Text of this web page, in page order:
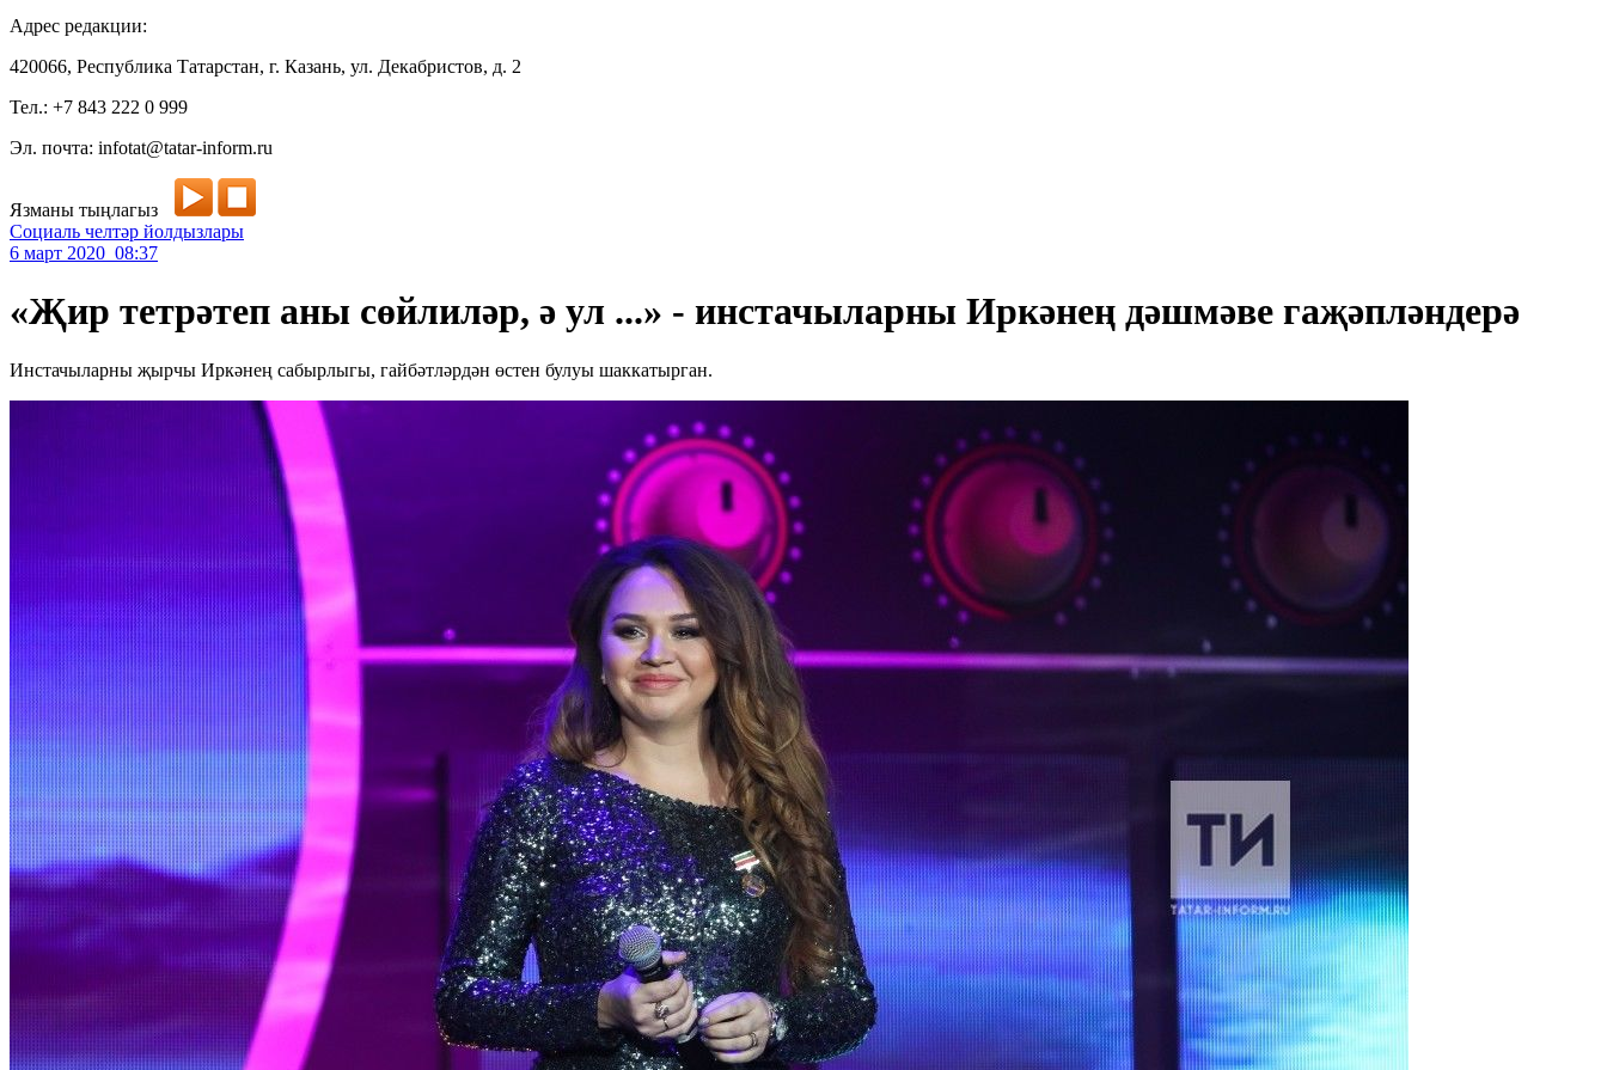
Адрес редакции:
420066, Республика Татарстан, г. Казань, ул. Декабристов, д. 2
Тел.: +7 843 222 0 999
Эл. почта: infotat@tatar-inform.ru
Язманы тыңлагыз
Социаль челтәр йолдызлары
6 март 2020 08:37
«Җир тетрәтеп аны сөйлиләр, ә ул ...» - инстачыларны Иркәнең дәшмәве гаҗәпләндерә
Инстачыларны җырчы Иркәнең сабырлыгы, гайбәтләрдән өстен булуы шаккатырган.